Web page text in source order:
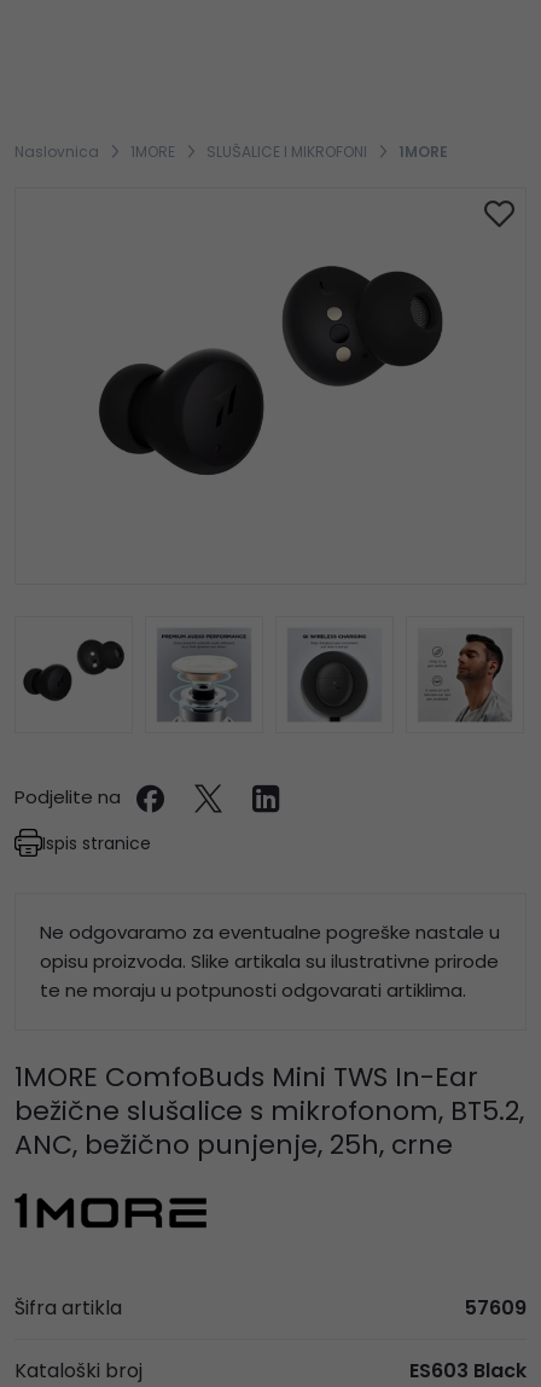
Naslovnica 1MORE SLUŠALICE I MIKROFONI 1MORE
Podjelite na
Ispis stranice
Ne odgovaramo za eventualne pogreške nastale u
opisu proizvoda. Slike artikala su ilustrativne prirode
te ne moraju u potpunosti odgovarati artiklima.
1MORE ComfoBuds Mini TWS In-Ear
bežične slušalice s mikrofonom, BT5.2,
ANC, bežično punjenje, 25h, crne
Šifra artikla 57609
Kataloški broj ES603 Black